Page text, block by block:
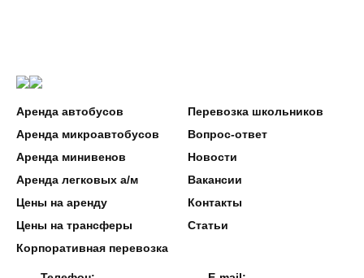
Аренда автобусов
Аренда микроавтобусов
Аренда минивенов
Аренда легковых а/м
Цены на аренду
Цены на трансферы
Корпоративная перевозка
Перевозка школьников
Вопрос-ответ
Новости
Вакансии
Контакты
Статьи